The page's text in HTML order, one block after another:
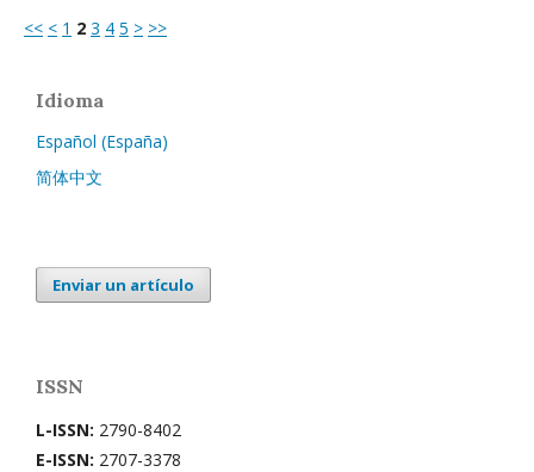
<< < 1 2 3 4 5 > >>
Idioma
Español (España)
简体中文
Enviar un artículo
ISSN
L-ISSN: 2790-8402
E-ISSN: 2707-3378